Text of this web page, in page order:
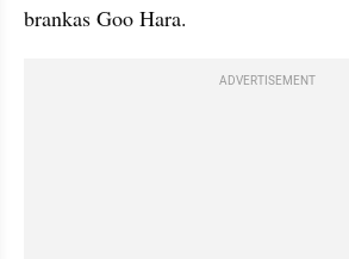
brankas Goo Hara.
ADVERTISEMENT